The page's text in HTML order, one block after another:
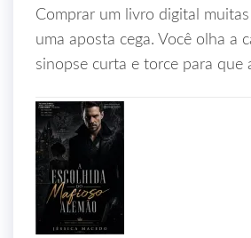
Comprar um livro digital
uma aposta cega. Você olha a
sinopse curta e torce para que